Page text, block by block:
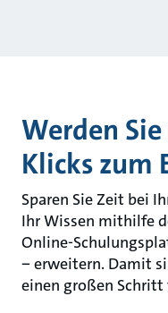
Werden
Klicks zum
Sparen Sie Zeit bei
Ihr Wissen mithilfe
Online-
− erweitern. Damit
einen großen Schritt